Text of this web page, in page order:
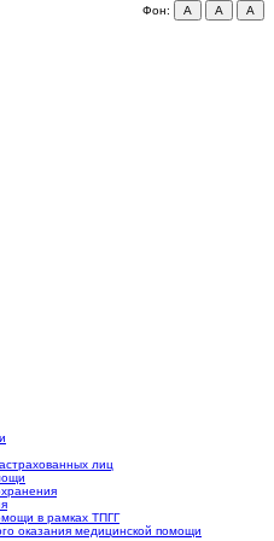
Фон: A A A
лиц
в рамках ТПГГ
оказания медицинской помощи